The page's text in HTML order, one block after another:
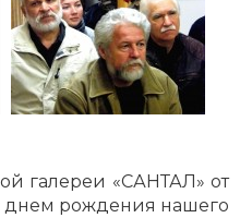
галереи «САНТАЛ» от
днем рождения нашего